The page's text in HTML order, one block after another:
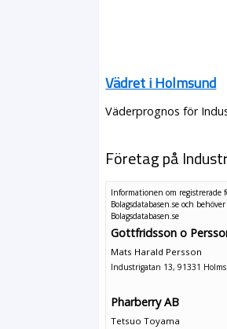
Vädret i Holmsund
Väderprognos för
Företag på
Informationen om registrerade
Bolagsdatabasen.se och
Bolagsdatabasen.se
Gottfridsson o
Mats Harald Persson
Industrigatan 13, 91331
Pharberry AB
Tetsuo Toyama